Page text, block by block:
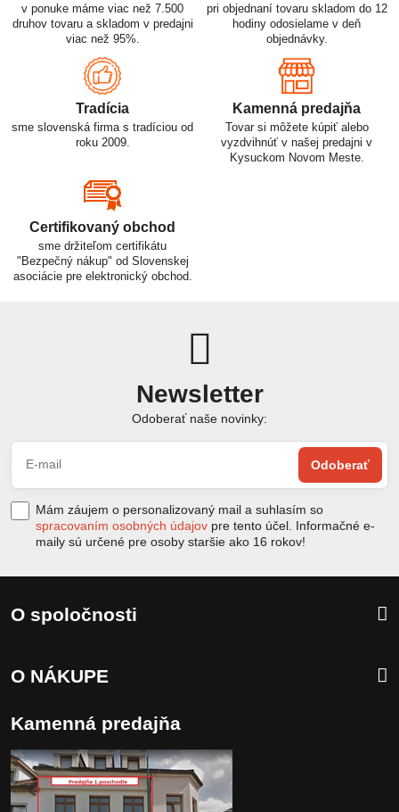
v ponuke máme viac než 7.500
druhov tovaru a skladom v predajni
viac než 95%.
pri objednaní tovaru skladom do 12
hodiny odosielame v deň
objednávky.
Tradícia
sme slovenská firma s tradíciou od
roku 2009.
Kamenná predajňa
Tovar si môžete kúpiť alebo
vyzdvihnúť v našej predajni v
Kysuckom Novom Meste.
Certifikovaný obchod
sme držiteľom certifikátu
"Bezpečný nákup" od Slovenskej
asociácie pre elektronický obchod.
Newsletter
Odoberať naše novinky:
Odoberať
Mám záujem o personalizovaný mail a suhlasím so
spracovaním osobných údajov pre tento účel. Informačné e-
maily sú určené pre osoby staršie ako 16 rokov!
O spoločnosti
O NÁKUPE
Kamenná predajňa